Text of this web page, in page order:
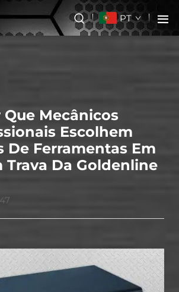
PT
Que Mecânicos
Escolhem
De Ferramentas Em
Trava Da Goldenline